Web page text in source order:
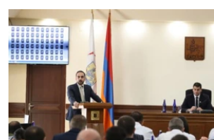
ՏԱՐԱԾԱՇՐՋԱՆ
ՄԻՋԱԶԳԱՅԻՆ
ՄՇԱԿՈՒՅԹ
ՍՊՈՐՏ
ՄԵԿՆԱԲԱՆՈՒԹՅՈՒՆ